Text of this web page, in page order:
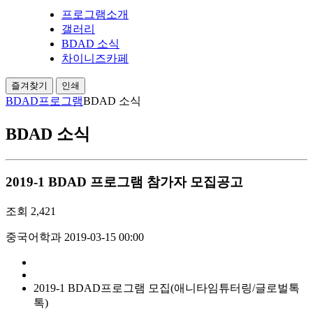
프로그램소개
갤러리
BDAD 소식
차이니즈카페
즐겨찾기 인쇄
BDAD프로그램BDAD 소식
BDAD 소식
2019-1 BDAD 프로그램 참가자 모집공고
조회 2,421
중국어학과 2019-03-15 00:00
2019-1 BDAD프로그램 모집(애니타임튜터링/글로벌톡
톡)